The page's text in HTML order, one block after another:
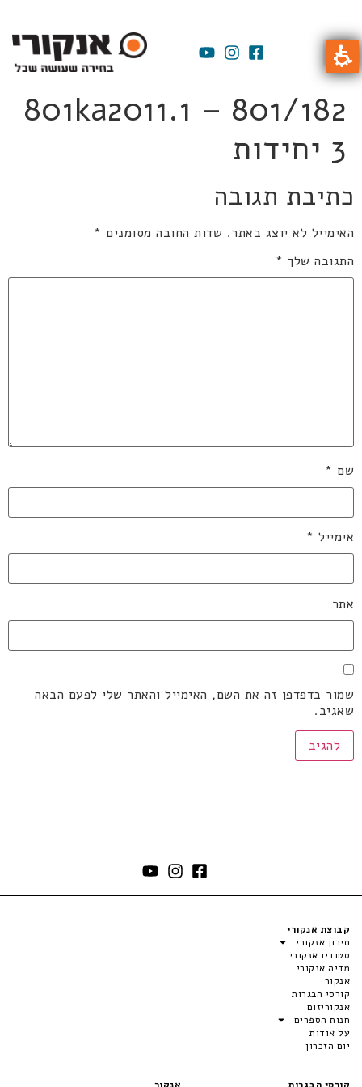
801ka2011.1 – 801/182
3 יחידות
כתיבת תגובה
האימייל לא יוצג באתר. שדות החובה מסומנים *
התגובה שלך *
שם *
אימייל *
אתר
שמור בדפדפן זה את השם, האימייל והאתר שלי לפעם הבאה
שאגיב.
קבוצת אנקורי
תיכון אנקורי
סטודיו אנקורי
מדיה אנקורי
אנקור
קורסי הבגרות
אנקוריזום
חנות הספרים
על אודות
יום הזכרון